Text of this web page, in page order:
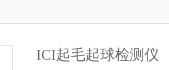
ICI起毛起球检测仪